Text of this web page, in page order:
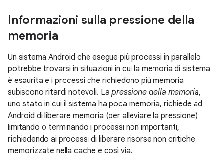
Informazioni sulla pressione della
memoria
Un sistema Android che esegue più processi in parallelo
potrebbe trovarsi in situazioni in cui la memoria di sistema
è esaurita e i processi che richiedono più memoria
subiscono ritardi notevoli. La pressione della memoria,
uno stato in cui il sistema ha poca memoria, richiede ad
Android di liberare memoria (per alleviare la pressione)
limitando o terminando i processi non importanti,
richiedendo ai processi di liberare risorse non critiche
memorizzate nella cache e così via.